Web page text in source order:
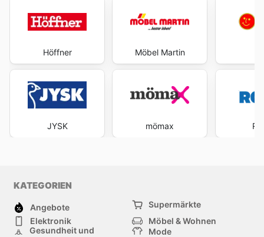
Höffner
JYSK
Möbel Martin
mömax
KATEGORIEN
Angebote
Supermärkte
Elektronik
Möbel & Wohnen
Gesundheit und
Mode